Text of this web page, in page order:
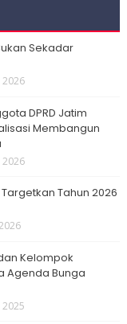
Sekadar
2026
DPRD Jatim
Membangun
2026
Tahun 2026
Kelompok
Agenda Bunga
2025